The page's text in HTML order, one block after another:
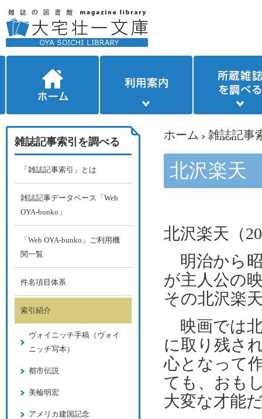
ホーム 雑誌記事
北沢楽天
北沢楽天（
明治から
が主人公の
その北沢楽
映画では
に取り残さ
心となって
ても、おも
大変な才能
雑誌記事索引を調べる
「雑誌記事索引」とは
雑誌記事データベース「Web
OYA-bunko」
「Web OYA-bunko」ご利用機
関一覧
件名項目体系
索引紹介
ヴォイニッチ手稿（ヴォイ
ニッチ写本）
都市伝説
美輪明宏
アメリカ建国記念